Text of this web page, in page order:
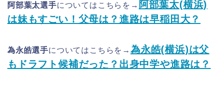
阿部葉太選手についてはこちらを→ 阿部葉太(横浜)
は妹もすごい！父母は？進路は早稲田大？
為永皓選手についてはこちらを→ 為永皓(横浜)は父
もドラフト候補だった？出身中学や進路は？